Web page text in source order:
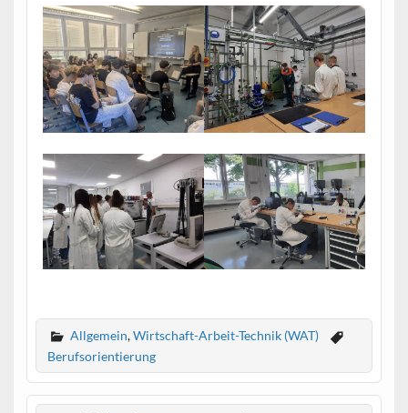
Allgemein,Wirtschaft-Arbeit-Technik (WAT)
Berufsorientierung